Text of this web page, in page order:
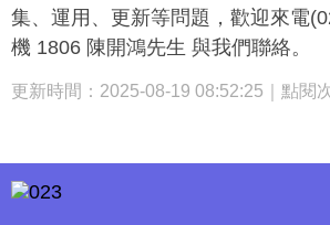
集、運用、更新等問題，歡迎來電
機 1806 陳開鴻先生 與我們聯絡。
更新時間：2025-08-19 08:52:25｜點閱